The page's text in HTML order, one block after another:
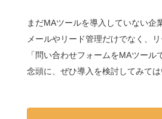
まだMAツールを導入していない企
メールやリード管理だけでなく、
「問い合わせフォームをMAツール
念頭に、ぜひ導入を検討してみては